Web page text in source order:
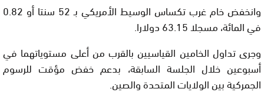
وانخفض خام غرب تكساس الوسيط الأمريكي بـ 52 سنتا أو 0.82
في المائة، مسجلا 63.15 دولارا.
وجرى تداول الخامين القياسيين بالقرب من أعلى مستوياتهما في
أسبوعين خلال الجلسة السابقة، بدعم خفض مؤقت للرسوم
الجمركية بين الولايات المتحدة والصين.